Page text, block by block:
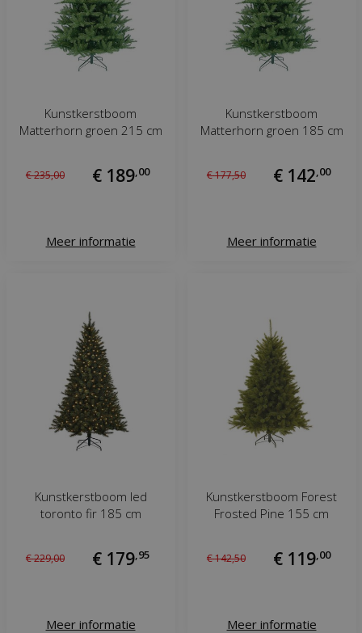
Kunstkerstboom
Matterhorn groen 215 cm
€235,00 € 189, 00
Meer informatie
Kunstkerstboom
Matterhorn groen 185 cm
€177,50 € 142 00
Meer informatie
Kunstkerstboom led
toronto fir 185 cm
€229,00 € 179, 95
Meer informatie
Kunstkerstboom Forest
Frosted Pine 155 cm
€142,50 € 119, 00
Meer informatie